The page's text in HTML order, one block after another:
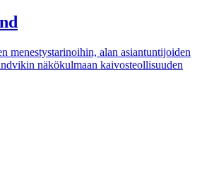
menestystarinoihin, alan asiantuntijoiden
näkökulmaan kaivosteollisuuden